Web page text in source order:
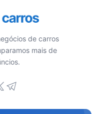
de carros
mais de